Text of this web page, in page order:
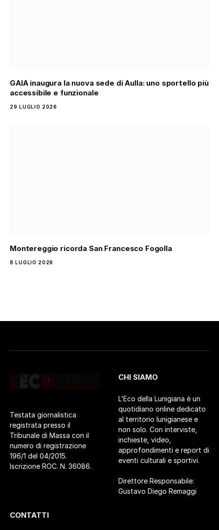
GAIA inaugura la nuova sede di Aulla: uno sportello più
accessibile e funzionale
29 LUGLIO 2026
Montereggio ricorda San Francesco Fogolla
8 LUGLIO 2026
Testata giornalistica
registrata presso il
Tribunale di Massa con il
numero di registrazione
196/1 del 04/2015.
Iscrizione ROC. N. 36086.
CHI SIAMO
L’Eco della Lunigiana è un
quotidiano online dedicato
al territorio lunigianese e
non solo. Con interviste,
inchieste, video,
approfondimenti e report di
eventi culturali e sportivi.
Direttore Responsabile:
Gustavo Diego Remaggi
CONTATTI